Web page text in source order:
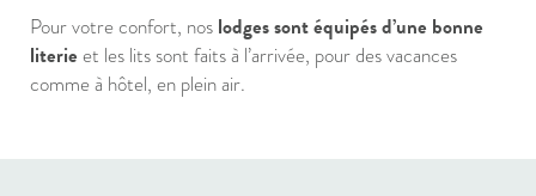
Pour votre confort, nos lodges sont équipés d’une bonne
literie et les lits sont faits à l’arrivée, pour des vacances
comme à hôtel, en plein air.